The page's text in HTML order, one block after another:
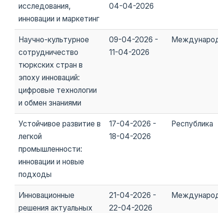
исследования,
инновации и маркетинг
04-04-2026
Научно-культурное
сотрудничество
тюркских стран в
эпоху инноваций:
цифровые технологии
и обмен знаниями
09-04-2026 -
11-04-2026
Устойчивое развитие в
легкой
промышленности:
инновации и новые
подходы
17-04-2026 -
18-04-2026
Республика
Инновационные
решения актуальных
21-04-2026 -
22-04-2026